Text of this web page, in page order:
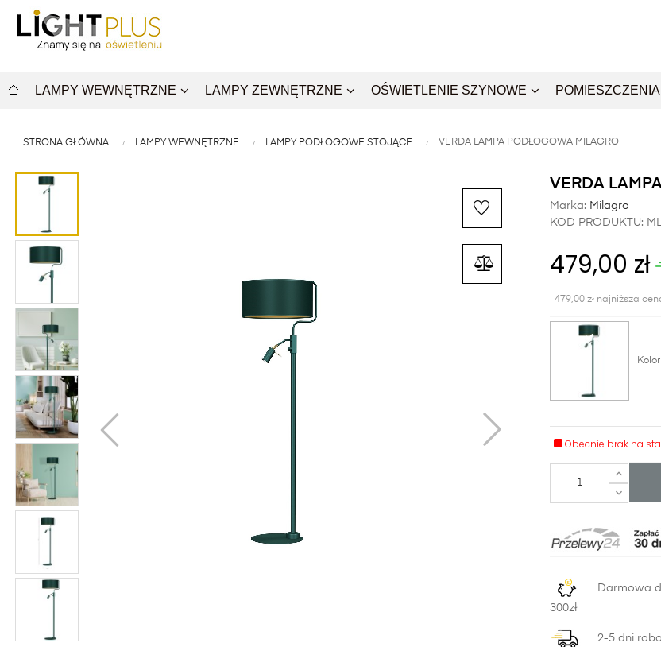
LAMPY WEWNĘTRZNE LAMPY ZEWNĘTRZNE OŚWIETLENIE SZYNOWE POMIESZCZENIA
STRONA GŁÓWNA LAMPY WEWNĘTRZNE LAMPY PODŁOGOWE STOJĄCE VERDA LAMPA PODŁOGOWA MILAGRO
VERDA
Marka: Milagro
KOD PRODUKTU:
479,00 zł
479,00 zł najniższa
Kolor
Obecnie brak na
Darmowa
300zł
2-5 dni